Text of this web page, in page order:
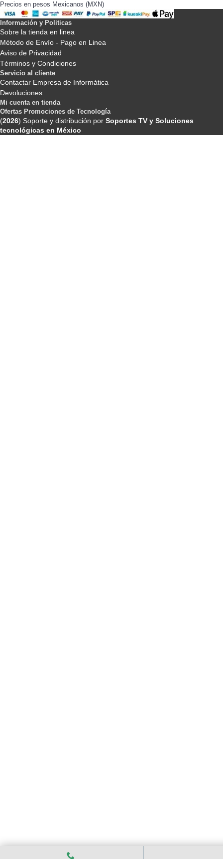
Precios en pesos Mexicanos (MXN)
Información y Politicas
Sobre la tienda en linea
Método de Envío - Pago en Linea
Aviso de Privacidad
Términos y Condiciones
Servicio al cliente
Contactar Empresa de Informática
Devoluciones
Mi cuenta en tienda
Ofertas Promociones de Tecnología
(2026) Soporte y distribución por Soportes TV y Soluciones
tecnológicas en México